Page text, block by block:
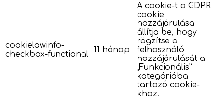
cookielawinfo-
checkbox-functional
11 hónap
A cookie-t a GDPR
cookie
hozzájárulása
állítja be, hogy
rögzítse a
felhasználó
hozzájárulását a
„Funkcionális”
kategóriába
tartozó cookie-
khoz.